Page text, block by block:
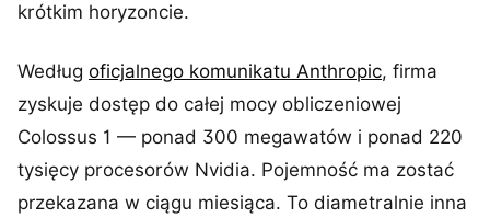
krótkim horyzoncie.
Według oficjalnego komunikatu Anthropic, firma
zyskuje dostęp do całej mocy obliczeniowej
Colossus 1 — ponad 300 megawatów i ponad 220
tysięcy procesorów Nvidia. Pojemność ma zostać
przekazana w ciągu miesiąca. To diametralnie inna